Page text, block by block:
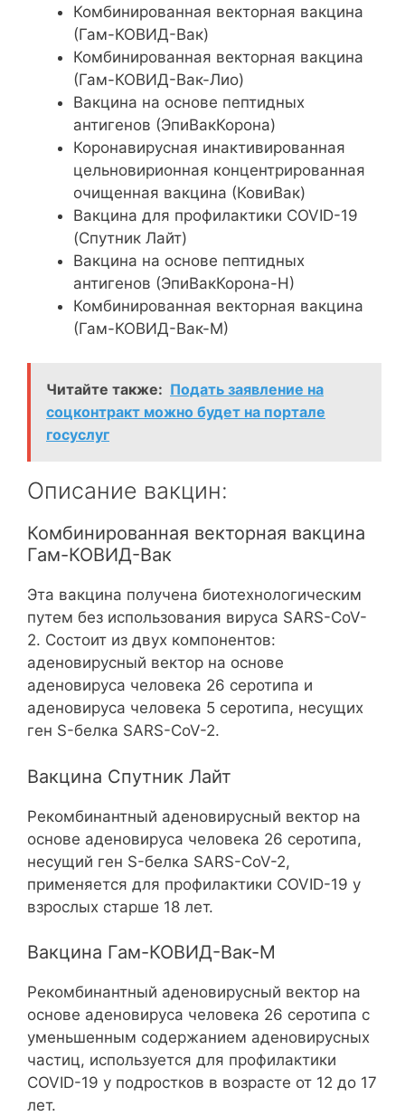
Комбинированная векторная вакцина
(Гам-КОВИД-Вак)
Комбинированная векторная вакцина
(Гам-КОВИД-Вак-Лио)
Вакцина на основе пептидных
антигенов (ЭпиВакКорона)
Коронавирусная инактивированная
цельновирионная концентрированная
очищенная вакцина (КовиВак)
Вакцина для профилактики COVID-19
(Спутник Лайт)
Вакцина на основе пептидных
антигенов (ЭпиВакКорона-Н)
Комбинированная векторная вакцина
(Гам-КОВИД-Вак-М)
Читайте также: Подать заявление на
соцконтракт можно будет на портале
госуслуг
Описание вакцин:
Комбинированная векторная вакцина
Гам-КОВИД-Вак
Эта вакцина получена биотехнологическим
путем без использования вируса SARS-CoV-
2. Состоит из двух компонентов:
аденовирусный вектор на основе
аденовируса человека 26 серотипа и
аденовируса человека 5 серотипа, несущих
ген S-белка SARS-CoV-2.
Вакцина Спутник Лайт
Рекомбинантный аденовирусный вектор на
основе аденовируса человека 26 серотипа,
несущий ген S-белка SARS-CoV-2,
применяется для профилактики COVID-19 у
взрослых старше 18 лет.
Вакцина Гам-КОВИД-Вак-М
Рекомбинантный аденовирусный вектор на
основе аденовируса человека 26 серотипа с
уменьшенным содержанием аденовирусных
частиц, используется для профилактики
COVID-19 у подростков в возрасте от 12 до 17
лет.